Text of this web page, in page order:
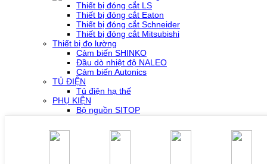
Thiết bị đóng cắt LS
Thiết bị đóng cắt Eaton
Thiết bị đóng cắt Schneider
Thiết bị đóng cắt Mitsubishi
Thiết bị đo lường
Cảm biến SHINKO
Đầu dò nhiệt độ NALEO
Cảm biến Autonics
TỦ ĐIỆN
Tủ điện hạ thế
PHỤ KIỆN
Bộ nguồn SITOP
Phụ kiện PLC SH300/SH500
Phụ kiện biến tần Yaskawa